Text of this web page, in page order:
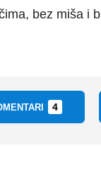
bez miša i
4